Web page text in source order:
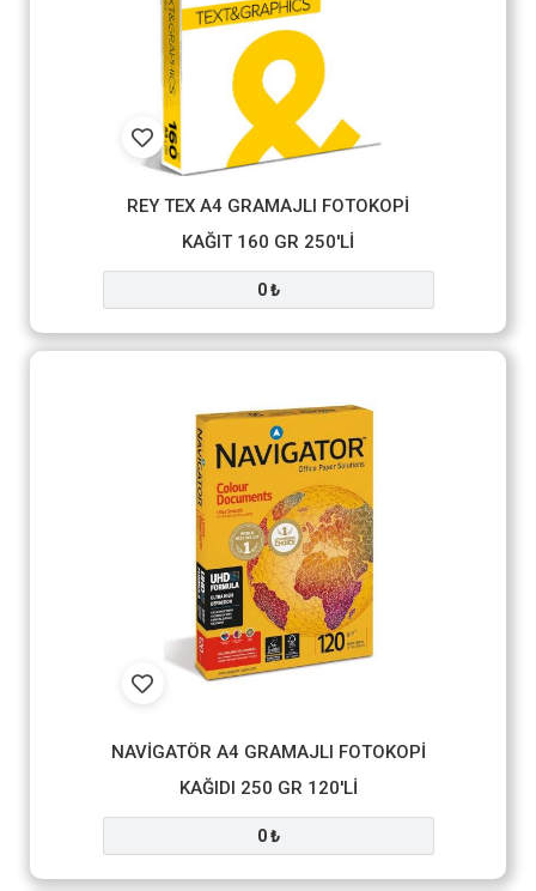
REY TEX A4 GRAMAJLI FOTOKOPİ
KAĞIT 160 GR 250'Lİ
0 ₺
NAVİGATÖR A4 GRAMAJLI FOTOKOPİ
KAĞIDI 250 GR 120'Lİ
0 ₺